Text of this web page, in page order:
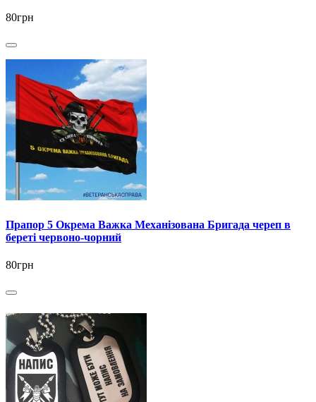
80грн
Прапор 5 Окрема Важка Механізована Бригада череп в
береті червоно-чорний
80грн